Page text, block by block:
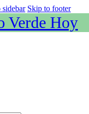
sidebar Skip to footer